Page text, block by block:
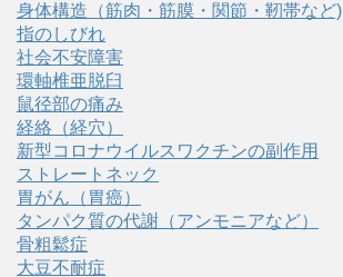
身体構造（筋肉・筋膜・関節・靭帯など)
指のしびれ
社会不安障害
環軸椎亜脱臼
鼠径部の痛み
経絡（経穴）
新型コロナウイルスワクチンの副作用
ストレートネック
胃がん（胃癌）
タンパク質の代謝（アンモニアなど）
骨粗鬆症
大豆不耐症